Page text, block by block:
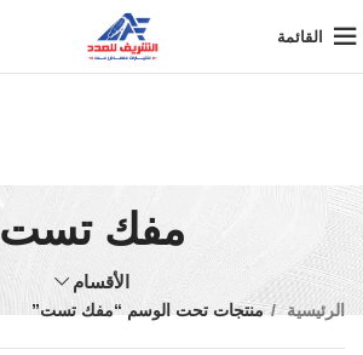
القائمة
مفك تست
الأقسام
الرئيسية منتجات تحت الوسم “مفك تست”